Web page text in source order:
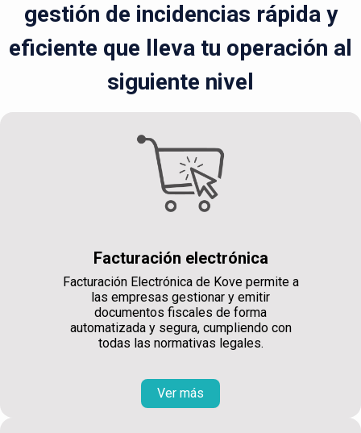
gestión de incidencias rápida y
eficiente que lleva tu operación al
siguiente nivel
Facturación electrónica
Facturación Electrónica de Kove permite a
las empresas gestionar y emitir
documentos fiscales de forma
automatizada y segura, cumpliendo con
todas las normativas legales.
Ver más